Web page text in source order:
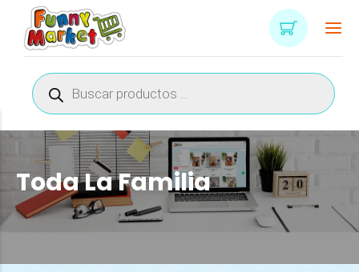
Búsqueda
de
productos
Toda La Familia